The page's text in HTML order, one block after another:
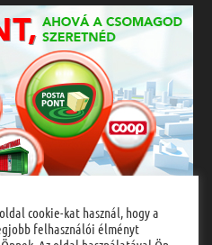
cookie-kat használ, hogy a
felhasználói élményt